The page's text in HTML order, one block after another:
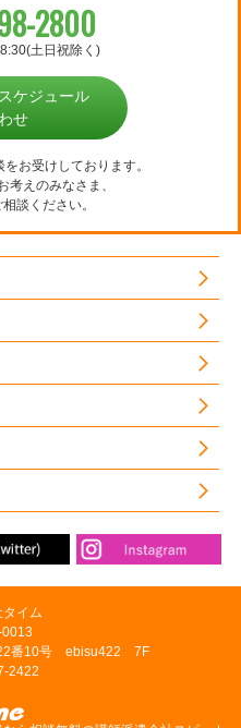
2800
土日祝除く)
ケジュール
せ
お受けしております。
考えのみなさま、
談ください。
イム
22番10号 ebisu422 7F
2422